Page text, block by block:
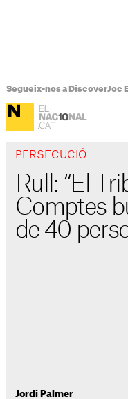
Segueix-nos a DiscoverJoc
PERSECUCIÓ
Rull: “El
Comptes
de 40
Jordi Palmer